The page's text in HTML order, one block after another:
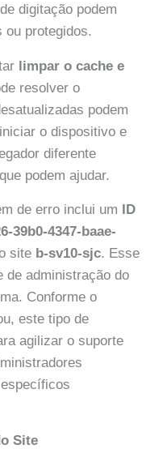
digitação podem
ou protegidos.
limpar o cache e
resolver o
podem
o dispositivo e
diferente
podem ajudar.
de erro inclui um ID
39b0-4347-baae-
site b-sv10-sjc. Esse
de administração do
Conforme o
este tipo de
agilizar o suporte
Site